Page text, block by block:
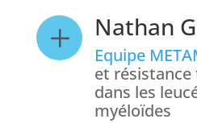
L Nathan
Equipe
et
dans les
myéloïdes